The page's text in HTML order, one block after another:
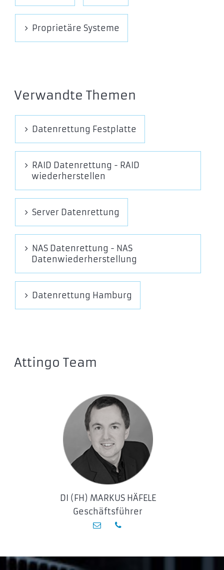
Proprietäre Systeme
Verwandte Themen
Datenrettung Festplatte
RAID Datenrettung - RAID
wiederherstellen
Server Datenrettung
NAS Datenrettung - NAS
Datenwiederherstellung
Datenrettung Hamburg
Attingo Team
DI (FH) MARKUS HÄFELE
Geschäftsführer